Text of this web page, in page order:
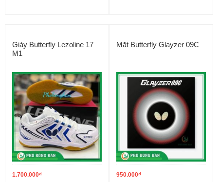
Giày Butterfly Lezoline 17
M1
1.700.000₫
Mặt Butterfly Glayzer 09C
950.000₫